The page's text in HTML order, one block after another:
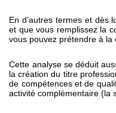
En d’autres termes et dès
et que vous remplissez la
vous pouvez prétendre à la
Cette analyse se déduit
la création du titre
de compétences et de
activité complémentaire (la